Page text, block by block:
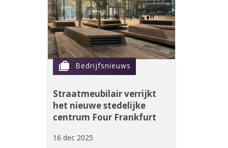
cases Bedrijfsnieuws
Straatmeubilair verrijkt
het nieuwe stedelijke
centrum Four Frankfurt
16 dec 2025